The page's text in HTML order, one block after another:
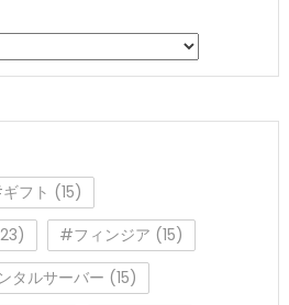
フト (15)
#フィンジア (15)
タルサーバー (15)